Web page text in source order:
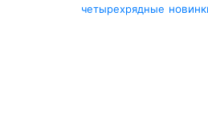
четырехрядные